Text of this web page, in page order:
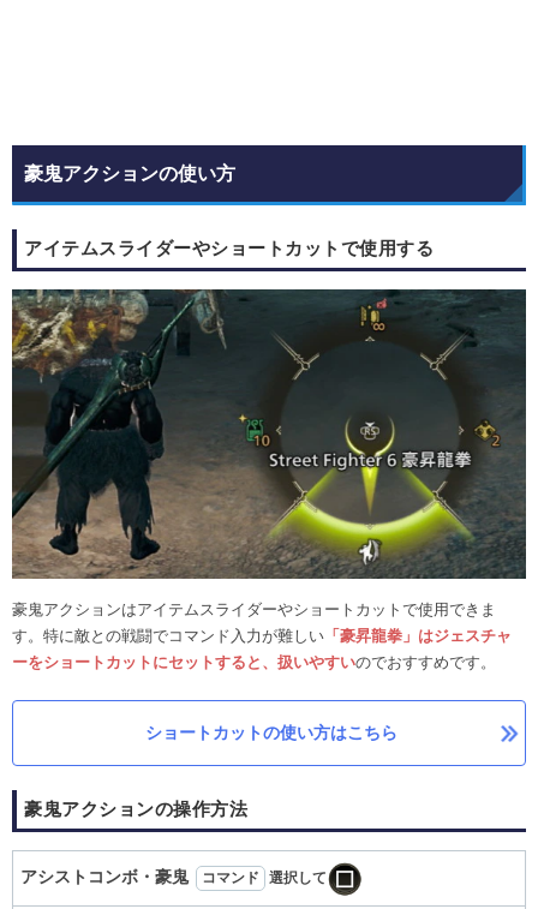
豪鬼アクションの使い方
アイテムスライダーやショートカットで使用する
豪鬼アクションはアイテムスライダーやショートカットで使用できま
す。特に敵との戦闘でコマンド入力が難しい 「豪昇龍拳」はジェスチャ
ーをショートカットにセットすると、扱いやすいのでおすすめです。
ショートカットの使い方はこちら
豪鬼アクションの操作方法
アシストコンボ・豪鬼 コマンド 選択して